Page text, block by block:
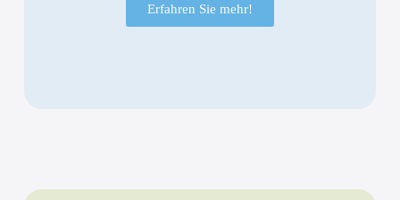
Erfahren Sie mehr!